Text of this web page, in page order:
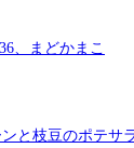
、まどかまこ
と枝豆のポテサ